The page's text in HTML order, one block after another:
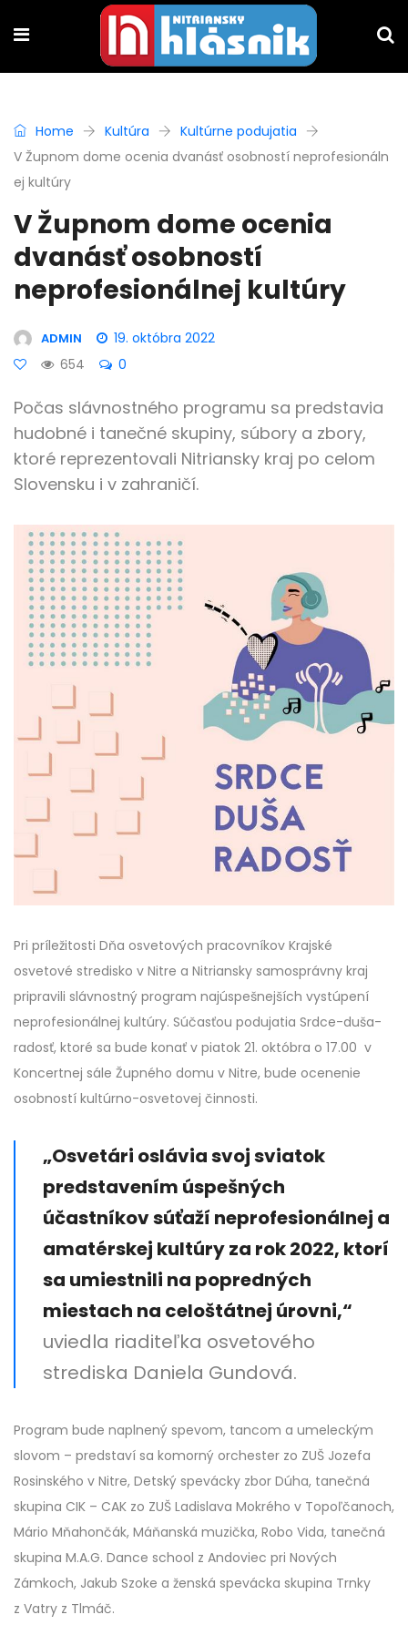
Home Kultúra
Kultúrne podujatia
V Župnom dome ocenia dvanásť osobností neprofesionáln
ej kultúry
V Župnom dome ocenia
dvanásť osobností
neprofesionálnej kultúry
ADMIN
19. októbra 2022
654
0
Počas slávnostného programu sa predstavia
hudobné i tanečné skupiny, súbory a zbory,
ktoré reprezentovali Nitriansky kraj po celom
Slovensku i v zahraničí.
Pri príležitosti Dňa osvetových pracovníkov Krajské
osvetové stredisko v Nitre a Nitriansky samosprávny kraj
pripravili slávnostný program najúspešnejších vystúpení
neprofesionálnej kultúry. Súčasťou podujatia Srdce-duša-
radosť, ktoré sa bude konať v piatok 21. októbra o 17.00 v
Koncertnej sále Župného domu v Nitre, bude ocenenie
osobností kultúrno-osvetovej činnosti.
„Osvetári oslávia svoj sviatok
predstavením úspešných
účastníkov súťaží neprofesionálnej a
amatérskej kultúry za rok 2022, ktorí
sa umiestnili na popredných
miestach na celoštátnej úrovni,“
uviedla riaditeľka osvetového
strediska Daniela Gundová.
Program bude naplnený spevom, tancom a umeleckým
slovom – predstaví sa komorný orchester zo ZUŠ Jozefa
Rosinského v Nitre, Detský spevácky zbor Dúha, tanečná
skupina CIK – CAK zo ZUŠ Ladislava Mokrého v Topoľčanoch,
Mário Mňahončák, Máňanská muzička, Robo Vida, tanečná
skupina M.A.G. Dance school z Andoviec pri Nových
Zámkoch, Jakub Szoke a ženská spevácka skupina Trnky
z Vatry z Tlmáč.